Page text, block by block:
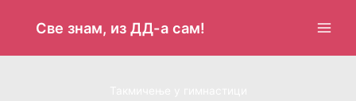
Све знам, из ДД-а сам!